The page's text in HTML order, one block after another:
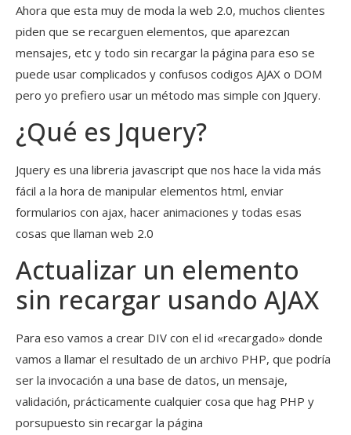
Ahora que esta muy de moda la web 2.0, muchos clientes
piden que se recarguen elementos, que aparezcan
mensajes, etc y todo sin recargar la página para eso se
puede usar complicados y confusos codigos AJAX o DOM
pero yo prefiero usar un método mas simple con Jquery.
¿Qué es Jquery?
Jquery es una libreria javascript que nos hace la vida más
fácil a la hora de manipular elementos html, enviar
formularios con ajax, hacer animaciones y todas esas
cosas que llaman web 2.0
Actualizar un elemento
sin recargar usando AJAX
Para eso vamos a crear DIV con el id «recargado» donde
vamos a llamar el resultado de un archivo PHP, que podría
ser la invocación a una base de datos, un mensaje,
validación, prácticamente cualquier cosa que hag PHP y
porsupuesto sin recargar la página